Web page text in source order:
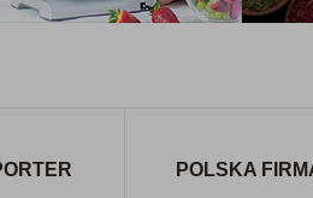
chroniąc przed bezpośrednim
POLSKA